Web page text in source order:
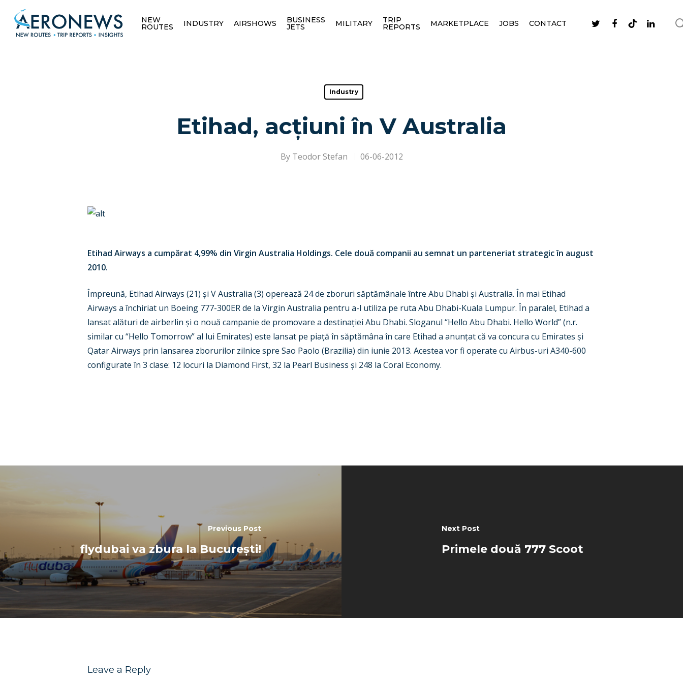
NEW
ROUTES INDUSTRY AIRSHOWS BUSINESS
JETS MILITARY TRIP
REPORTS MARKETPLACE JOBS CONTACT
Industry
Etihad, acțiuni în V Australia
By Teodor Stefan 06-06-2012
Etihad Airways a cumpărat 4,99% din Virgin Australia Holdings. Cele două companii au semnat un parteneriat strategic în august
2010.
Împreună, Etihad Airways (21) și V Australia (3) operează 24 de zboruri săptămânale între Abu Dhabi și Australia. În mai Etihad
Airways a închiriat un Boeing 777-300ER de la Virgin Australia pentru a-l utiliza pe ruta Abu Dhabi-Kuala Lumpur. În paralel, Etihad a
lansat alături de airberlin și o nouă campanie de promovare a destinației Abu Dhabi. Sloganul “Hello Abu Dhabi. Hello World” (n.r.
similar cu “Hello Tomorrow” al lui Emirates) este lansat pe piață în săptămâna în care Etihad a anunțat că va concura cu Emirates și
Qatar Airways prin lansarea zborurilor zilnice spre Sao Paolo (Brazilia) din iunie 2013. Acestea vor fi operate cu Airbus-uri A340-600
configurate în 3 clase: 12 locuri la Diamond First, 32 la Pearl Business și 248 la Coral Economy.
Previous Post
flydubai va zbura la București!
Next Post
Primele două 777 Scoot
Leave a Reply